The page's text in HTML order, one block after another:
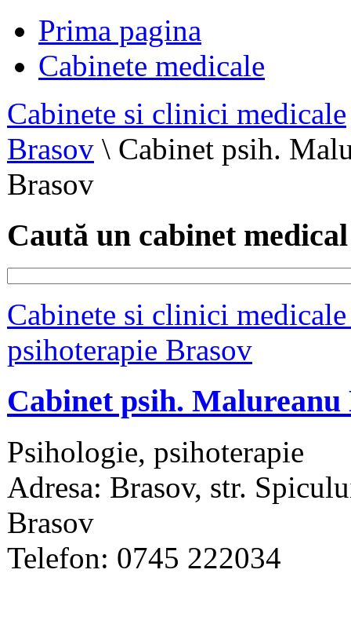
Prima pagina
Cabinete medicale
Cabinete si clinici medicale
Brasov \ Cabinet psih.
Brasov
Caută un cabinet medical
Cabinete si clinici
psihoterapie Brasov
Cabinet psih. Malureanu
Psihologie, psihoterapie
Adresa: Brasov, str.
Brasov
Telefon: 0745 222034